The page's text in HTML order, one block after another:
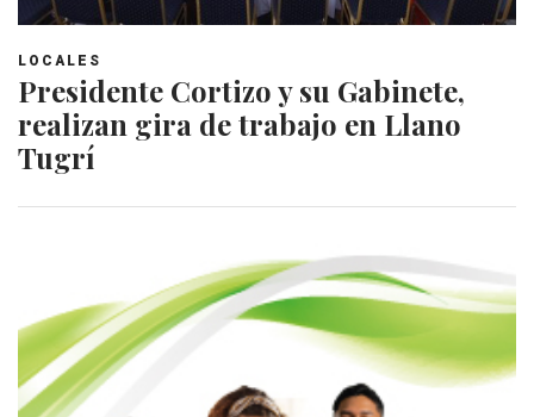
LOCALES
Presidente Cortizo y su Gabinete,
realizan gira de trabajo en Llano
Tugrí